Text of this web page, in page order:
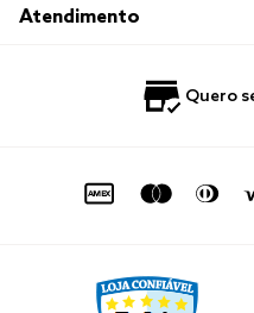
Trabalhe Conosco
Compre e Retire em Loja
Política de Privacidade
Hotelaria
Atendimento
0800 729 1588
sac@altenburg.com.br
Quero